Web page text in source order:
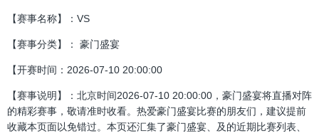
【赛事名称】：VS
【赛事分类】： 豪门盛宴
【开赛时间：2026-07-10 20:00:00
【赛事说明】：北京时间2026-07-10 20:00:00，豪门盛宴将直播对阵
的精彩赛事，敬请准时收看。热爱豪门盛宴比赛的朋友们，建议提前
收藏本页面以免错过。本页还汇集了豪门盛宴、及的近期比赛列表、